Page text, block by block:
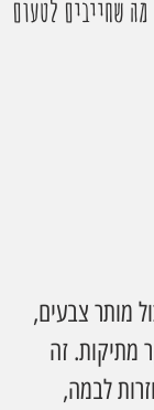
שחייבים לטעום
מותר צבעים,
מתיקות. זה
לבמה,